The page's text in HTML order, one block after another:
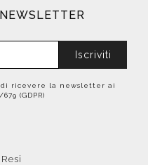
Iscriviti
di ricevere la newsletter ai
(GDPR)
Resi